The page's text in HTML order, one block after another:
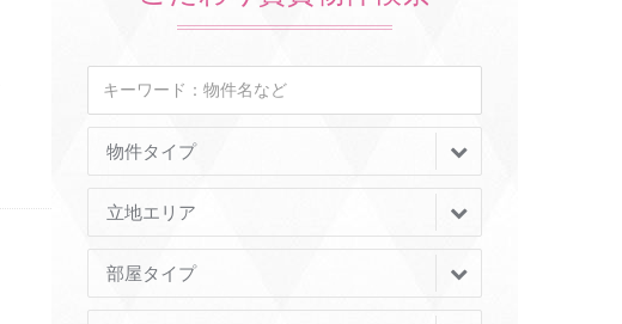
物件タイプ
立地エリア
部屋タイプ